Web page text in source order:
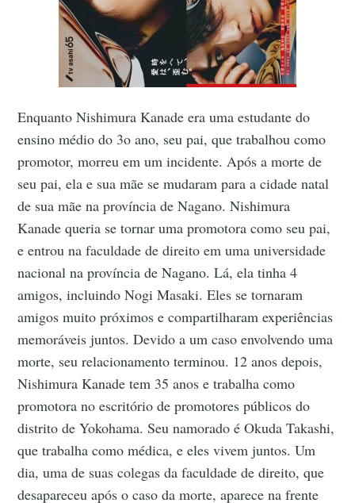
Enquanto Nishimura Kanade era uma estudante do
ensino médio do 3o ano, seu pai, que trabalhou como
promotor, morreu em um incidente. Após a morte de
seu pai, ela e sua mãe se mudaram para a cidade natal
de sua mãe na província de Nagano. Nishimura
Kanade queria se tornar uma promotora como seu pai,
e entrou na faculdade de direito em uma universidade
nacional na província de Nagano. Lá, ela tinha 4
amigos, incluindo Nogi Masaki. Eles se tornaram
amigos muito próximos e compartilharam experiências
memoráveis juntos. Devido a um caso envolvendo uma
morte, seu relacionamento terminou. 12 anos depois,
Nishimura Kanade tem 35 anos e trabalha como
promotora no escritório de promotores públicos do
distrito de Yokohama. Seu namorado é Okuda Takashi,
que trabalha como médica, e eles vivem juntos. Um
dia, uma de suas colegas da faculdade de direito, que
desapareceu após o caso da morte, aparece na frente